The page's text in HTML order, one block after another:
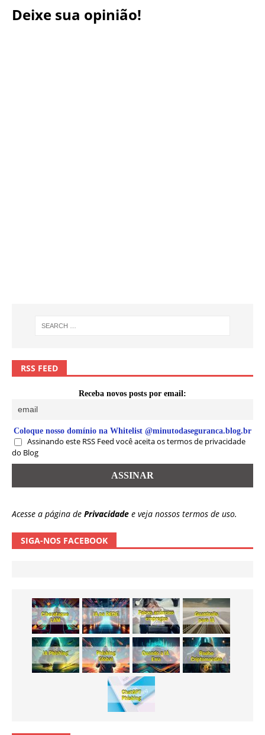
Deixe sua opinião!
RSS FEED
Receba novos posts por email:
Coloque nosso domínio na Whitelist @minutodaseguranca.blog.br
Assinando este RSS Feed você aceita os termos de privacidade
do Blog
Acesse a página de Privacidade e veja nossos termos de uso.
SIGA-NOS FACEBOOK